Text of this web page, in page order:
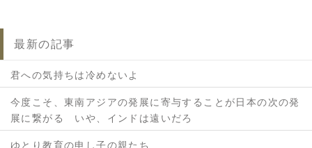
最新の記事
君への気持ちは冷めないよ
今度こそ、東南アジアの発展に寄与することが日本の次の発
展に繋がる いや、インドは遠いだろ
ゆとり教育の申し子の親たち